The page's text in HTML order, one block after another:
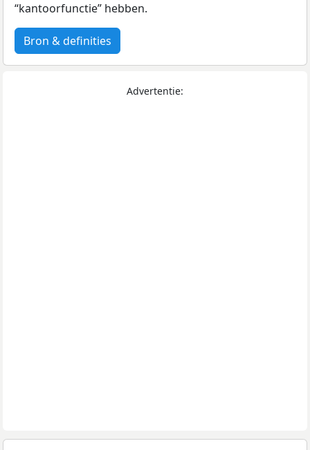
“kantoorfunctie” hebben.
Bron & definities
Advertentie: